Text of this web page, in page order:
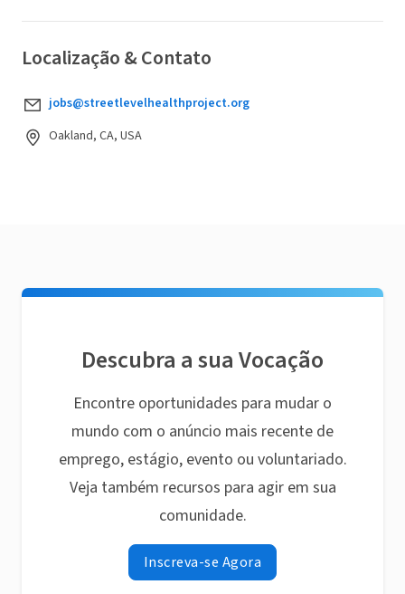
Localização & Contato
jobs@streetlevelhealthproject.org
Oakland, CA, USA
Descubra a sua Vocação
Encontre oportunidades para mudar o
mundo com o anúncio mais recente de
emprego, estágio, evento ou voluntariado.
Veja também recursos para agir em sua
comunidade.
Inscreva-se Agora